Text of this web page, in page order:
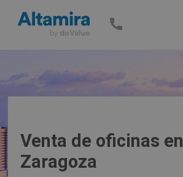
Venta de oficinas en
Zaragoza